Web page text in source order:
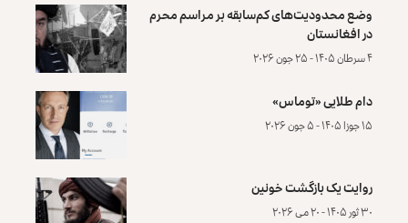
وضع محدودیت‌های کم‌سابقه بر مراسم محرم
در افغانستان
۴ سرطان ۱۴۰۵ - ۲۵ جون ۲۰۲۶
دام طلایی «توماس»
۱۵ جوزا ۱۴۰۵ - ۵ جون ۲۰۲۶
روایت یک بازگشت خونین
۳۰ ثور ۱۴۰۵ - ۲۰ می ۲۰۲۶